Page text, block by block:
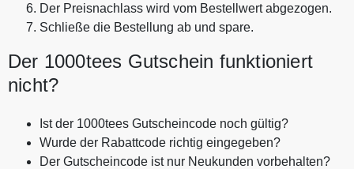
Der Preisnachlass wird vom Bestellwert abgezogen.
Schließe die Bestellung ab und spare.
Der 1000tees Gutschein funktioniert
nicht?
Ist der 1000tees Gutscheincode noch gültig?
Wurde der Rabattcode richtig eingegeben?
Der Gutscheincode ist nur Neukunden vorbehalten?